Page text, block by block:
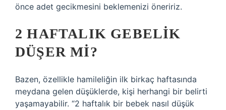
önce adet gecikmesini beklemenizi öneririz.
2 HAFTALIK GEBELIK
DÜŞER MI?
Bazen, özellikle hamileliğin ilk birkaç haftasında
meydana gelen düşüklerde, kişi herhangi bir belirti
yaşamayabilir. “2 haftalık bir bebek nasıl düşük